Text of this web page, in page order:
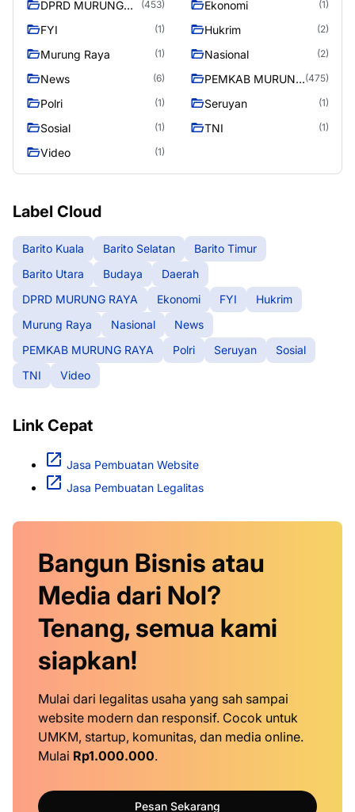
DPRD MURUNG
(453) Ekonomi (1)
FYI (1) Hukrim (2)
Murung Raya (1) Nasional (2)
News (6)
PEMKAB MURUNG (475)
Polri (1) Seruyan (1)
Sosial (1) TNI (1)
Video (1)
Label Cloud
Barito Kuala Barito Selatan
Barito Timur
Barito Utara
Budaya
Daerah
DPRD MURUNG RAYA
Ekonomi FYI
Hukrim
Murung Raya
Nasional
News
PEMKAB MURUNG RAYA
Polri Seruyan
Sosial
TNI
Video
Link Cepat
Jasa Pembuatan Website
Jasa Pembuatan Legalitas
Bangun Bisnis atau
Media dari Nol?
Tenang, semua kami
siapkan!
Mulai dari legalitas usaha yang sah sampai
website modern dan responsif. Cocok untuk
UMKM, startup, komunitas, dan media online.
Mulai Rp1.000.000.
Pesan Sekarang